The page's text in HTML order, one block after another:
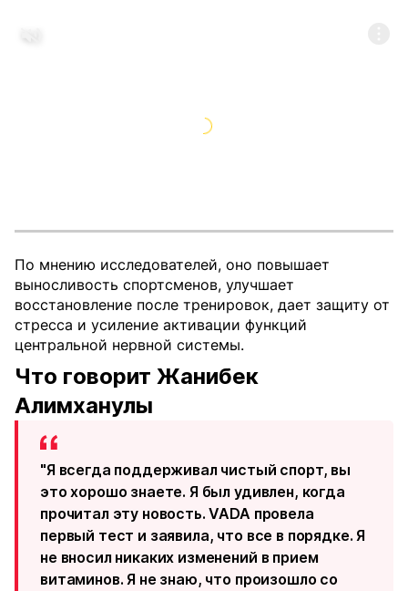
По мнению исследователей, оно повышает
выносливость спортсменов, улучшает
восстановление после тренировок, дает защиту от
стресса и усиление активации функций
центральной нервной системы.
Что говорит Жанибек
Алимханулы
"Я всегда поддерживал чистый спорт, вы
это хорошо знаете. Я был удивлен, когда
прочитал эту новость. VADA провела
первый тест и заявила, что все в порядке. Я
не вносил никаких изменений в прием
витаминов. Я не знаю, что произошло со